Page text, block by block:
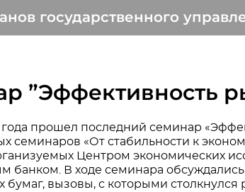
государственного
”Эффективность
года прошел последний семинар
семинаров «От стабильности к
Центром экономических
банком. В ходе семинара
бумаг, вызовы, с которыми